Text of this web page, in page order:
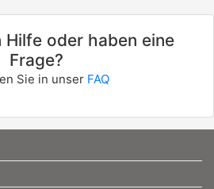
Hilfe oder haben eine
Frage?
Sie in unser FAQ